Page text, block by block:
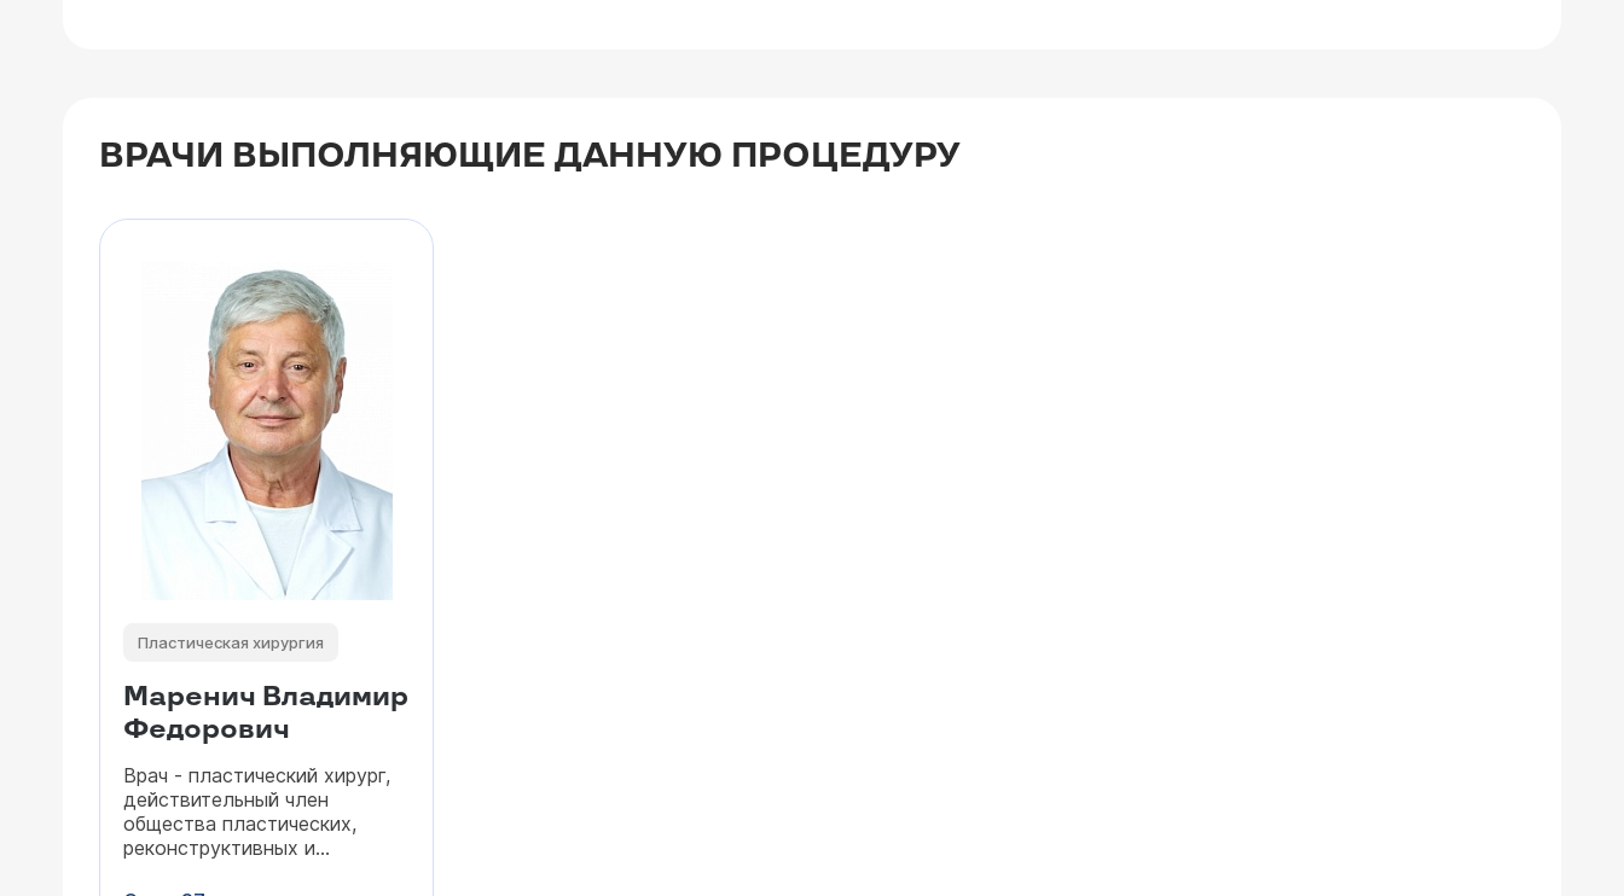
ВРАЧИ ВЫПОЛНЯЮЩИЕ ДАННУЮ ПРОЦЕДУРУ
Пластическая хирургия
Маренич Владимир
Федорович
Врач - пластический хирург,
действительный член
общества пластических,
реконструктивных и